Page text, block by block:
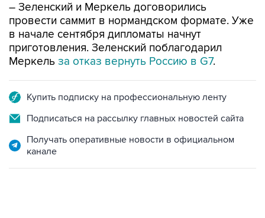
– Зеленский и Меркель договорились
провести саммит в нормандском формате. Уже
в начале сентября дипломаты начнут
приготовления. Зеленский поблагодарил
Меркель за отказ вернуть Россию в G7.
Купить подписку на профессиональную ленту
Подписаться на рассылку главных новостей сайта
Получать оперативные новости в официальном
канале